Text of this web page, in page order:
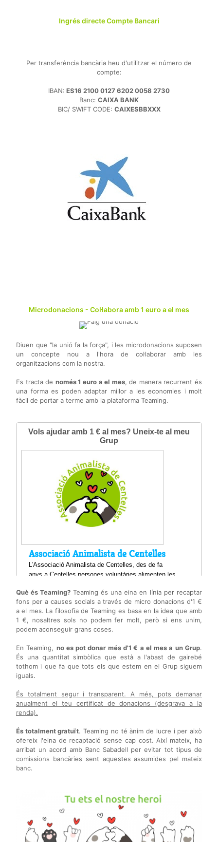
Ingrés directe Compte Bancari
Per transferència bancària heu d'utilitzar el número de
compte:
IBAN: ES16 2100 0127 6202 0058 2730
Banc: CAIXA BANK
BIC/ SWIFT CODE: CAIXESBBXXX
Microdonacions - Col·labora amb 1 euro a el mes
Diuen que "la unió fa la força", i les microdonacions suposen
un concepte nou a l'hora de col·laborar amb les
organitzacions com la nostra.
Es tracta de només 1 euro a el mes, de manera recurrent és
una forma es poden adaptar millor a les economies i molt
fàcil de portar a terme amb la plataforma Teaming.
Què és Teaming? Teaming és una eina en línia per recaptar
fons per a causes socials a través de micro donacions d'1 €
a el mes. La filosofia de Teaming es basa en la idea que amb
1 €, nosaltres sols no podem fer molt, però si ens unim,
podem aconseguir grans coses.
En Teaming, no es pot donar més d'1 € a el mes a un Grup.
És una quantitat simbòlica que està a l'abast de gairebé
tothom i que fa que tots els que estem en el Grup siguem
iguals.
És totalment segur i transparent. A més, pots demanar
anualment el teu certificat de donacions (desgrava a la
renda).
És totalment gratuït. Teaming no té ànim de lucre i per això
ofereix l'eina de recaptació sense cap cost. Així mateix, ha
arribat un acord amb Banc Sabadell per evitar tot tipus de
comissions bancàries sent aquestes assumides pel mateix
banc.